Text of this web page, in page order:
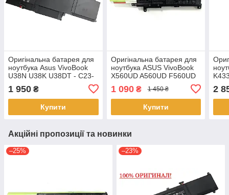
Оригінальна батарея для
ноутбука Asus VivoBook
U38N U38K U38DT - C23-
48Wh)
1 950 ₴
Купити
Оригінальна батарея для
ноутбука ASUS VivoBook
X560UD A560UD F560UD
A31N1730
1 090₴ 1 450 ₴
Купити
2
Акційні пропозиції та новинки
–25% –23%